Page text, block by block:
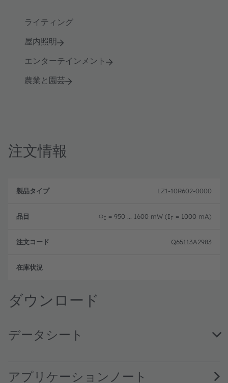
ライティング
屋内照明
エンターテインメント
農業と園芸
注文情報
品
プ
品
LZ1-10R602-0000
ΦE = 950 ... 1600 mW (IF = 1000 mA)
Q65113A2983
ダウンロード
データシート
アプリケーションノート